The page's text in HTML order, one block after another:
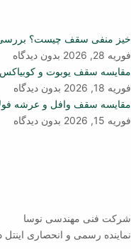
خیز منفی سقف چیست؟ بررسی
فوریه 28, 2026
بدون دیدگاه
مقایسه سقف یوبوت و کوبیاکس
فوریه 18, 2026
بدون دیدگاه
مقایسه سقف وافل و عرشه
فوریه 15, 2026
بدون دیدگاه
شرکت فنی مهندسی نوسا
نماینده رسمی و انحصاری